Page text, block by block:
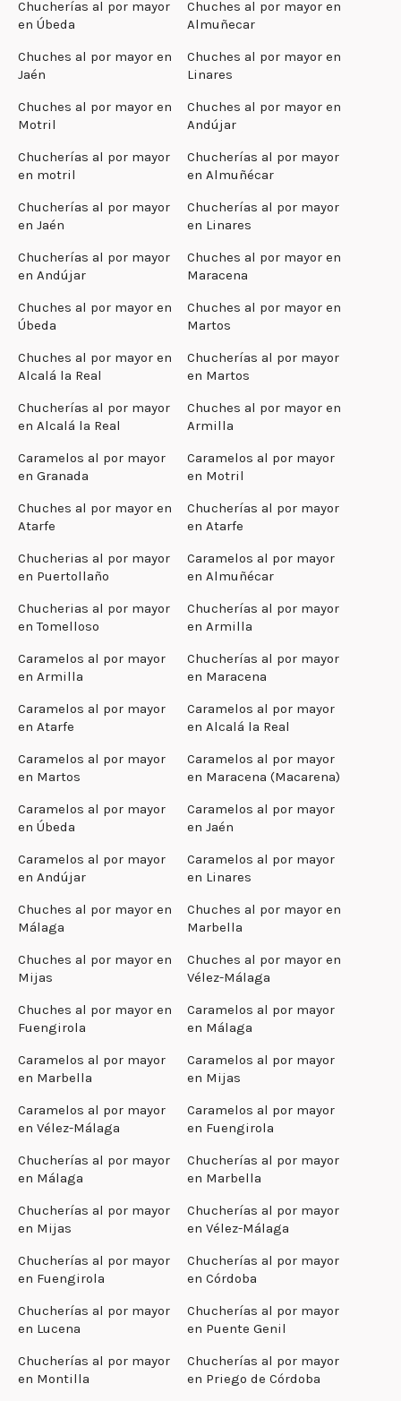
Chucherías al por mayor
en Úbeda
Chuches al por mayor en
Almuñecar
Chuches al por mayor en
Jaén
Chuches al por mayor en
Linares
Chuches al por mayor en
Motril
Chuches al por mayor en
Andújar
Chucherías al por mayor
en motril
Chucherías al por mayor
en Almuñécar
Chucherías al por mayor
en Jaén
Chucherías al por mayor
en Linares
Chucherías al por mayor
en Andújar
Chuches al por mayor en
Maracena
Chuches al por mayor en
Úbeda
Chuches al por mayor en
Martos
Chuches al por mayor en
Alcalá la Real
Chucherías al por mayor
en Martos
Chucherías al por mayor
en Alcalá la Real
Chuches al por mayor en
Armilla
Caramelos al por mayor
en Granada
Caramelos al por mayor
en Motril
Chuches al por mayor en
Atarfe
Chucherías al por mayor
en Atarfe
Chucherias al por mayor
en Puertollaño
Caramelos al por mayor
en Almuñécar
Chucherias al por mayor
en Tomelloso
Chucherías al por mayor
en Armilla
Caramelos al por mayor
en Armilla
Chucherías al por mayor
en Maracena
Caramelos al por mayor
en Atarfe
Caramelos al por mayor
en Alcalá la Real
Caramelos al por mayor
en Martos
Caramelos al por mayor
en Maracena (Macarena)
Caramelos al por mayor
en Úbeda
Caramelos al por mayor
en Jaén
Caramelos al por mayor
en Andújar
Caramelos al por mayor
en Linares
Chuches al por mayor en
Málaga
Chuches al por mayor en
Marbella
Chuches al por mayor en
Mijas
Chuches al por mayor en
Vélez-Málaga
Chuches al por mayor en
Fuengirola
Caramelos al por mayor
en Málaga
Caramelos al por mayor
en Marbella
Caramelos al por mayor
en Mijas
Caramelos al por mayor
en Vélez-Málaga
Caramelos al por mayor
en Fuengirola
Chucherías al por mayor
en Málaga
Chucherías al por mayor
en Marbella
Chucherías al por mayor
en Mijas
Chucherías al por mayor
en Vélez-Málaga
Chucherías al por mayor
en Fuengirola
Chucherías al por mayor
en Córdoba
Chucherías al por mayor
en Lucena
Chucherías al por mayor
en Puente Genil
Chucherías al por mayor
en Montilla
Chucherías al por mayor
en Priego de Córdoba